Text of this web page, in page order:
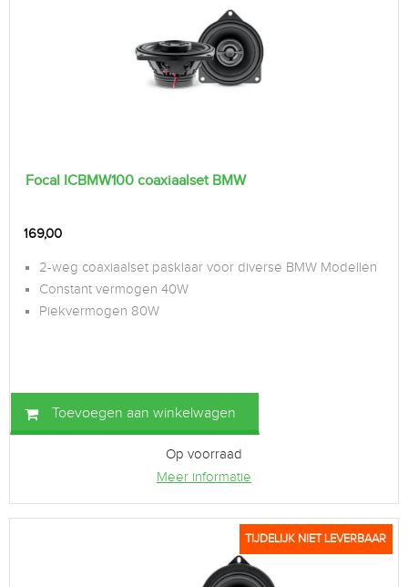
Focal ICBMW100 coaxiaalset BMW
169,00
2-weg coaxiaalset pasklaar voor diverse BMW Modellen
Constant vermogen 40W
Piekvermogen 80W
Toevoegen aan winkelwagen
Op voorraad
Meer informatie
TIJDELIJK NIET LEVERBAAR